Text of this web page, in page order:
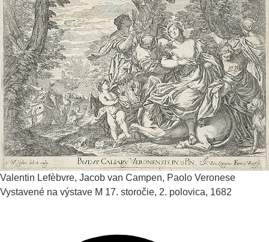
Valentin Lefèbvre, Jacob van Campen, Paolo Veronese
Vystavené na výstave M 17. storočie, 2. polovica, 1682